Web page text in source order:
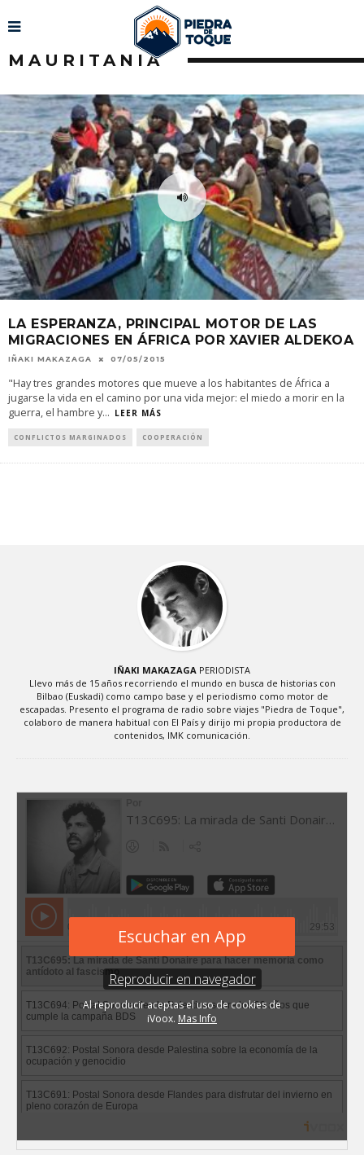
MAURITANIA
LA ESPERANZA, PRINCIPAL MOTOR DE LAS
MIGRACIONES EN ÁFRICA POR XAVIER ALDEKOA
IÑAKI MAKAZAGA 07/05/2015
"Hay tres grandes motores que mueve a los habitantes de África a
jugarse la vida en el camino por una vida mejor: el miedo a morir en la
guerra, el hambre y... LEER MÁS
CONFLICTOS MARGINADOS COOPERACIÓN
IÑAKI MAKAZAGA PERIODISTA
Llevo más de 15 años recorriendo el mundo en busca de historias con
Bilbao (Euskadi) como campo base y el periodismo como motor de
escapadas. Presento el programa de radio sobre viajes "Piedra de Toque",
colaboro de manera habitual con El País y dirijo mi propia productora de
contenidos, IMK comunicación.